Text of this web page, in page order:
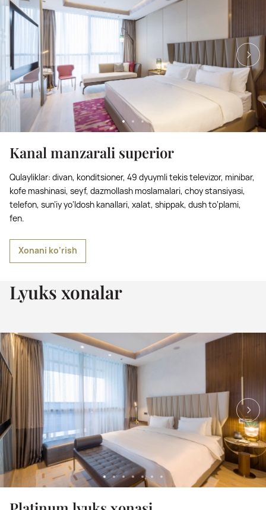
Kanal manzarali superior
Qulayliklar: divan, konditsioner, 49 dyuymli tekis televizor, minibar,
kofe mashinasi, seyf, dazmollash moslamalari, choy stansiyasi,
telefon, sun’iy yo‘ldosh kanallari, xalat, shippak, dush to‘plami,
fen.
Xonani ko‘rish
Lyuks xonalar